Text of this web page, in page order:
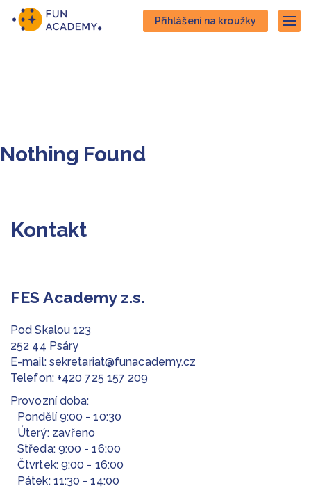
Přejít
na
Přejít
na
Přihlášení na kroužky
Nothing Found
Kontakt
FES Academy z.s.
Pod Skalou 123
252 44 Psáry
E-mail: sekretariat@funacademy.cz
Telefon: +420 725 157 209
Provozní doba:
Pondělí 9:00 - 10:30
Úterý: zavřeno
Středa: 9:00 - 16:00
Čtvrtek: 9:00 - 16:00
Pátek: 11:30 - 14:00